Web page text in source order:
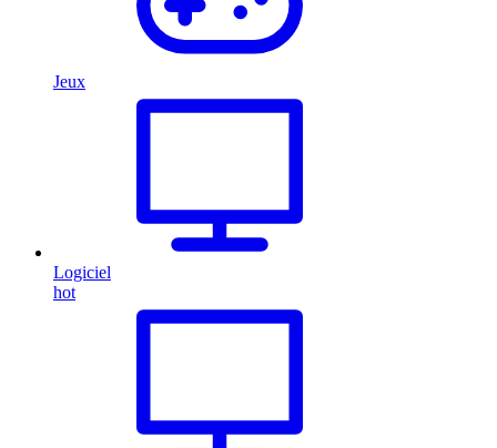
Jeux
Logiciel
hot